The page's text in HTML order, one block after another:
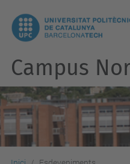
Campus